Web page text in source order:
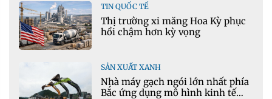
TIN QUỐC TẾ
Thị trường xi măng Hoa Kỳ phục
hồi chậm hơn kỳ vọng
SẢN XUẤT XANH
Nhà máy gạch ngói lớn nhất phía
Bắc ứng dụng mô hình kinh tế